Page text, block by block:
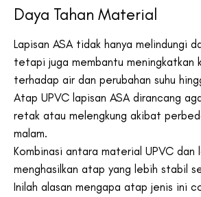
Daya Tahan Material
Lapisan ASA tidak hanya melindungi
tetapi juga membantu meningkatkan
terhadap air dan perubahan suhu
Atap UPVC lapisan ASA dirancang
retak atau melengkung akibat
malam.
Kombinasi antara material UPVC dan
menghasilkan atap yang lebih stabil
Inilah alasan mengapa atap jenis ini